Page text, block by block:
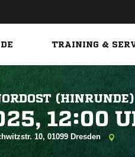
TRAINING &
(HINRUNDE)
 
10, 01099 Dresden